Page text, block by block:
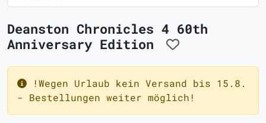
Deanston Chronicles 4 60th
Anniversary Edition
!Wegen Urlaub kein Versand bis 15.8.
- Bestellungen weiter möglich!